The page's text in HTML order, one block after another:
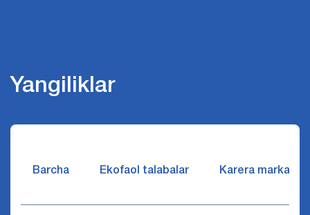
Yangiliklar
Barcha Ekofaol talabalar Karera markazi